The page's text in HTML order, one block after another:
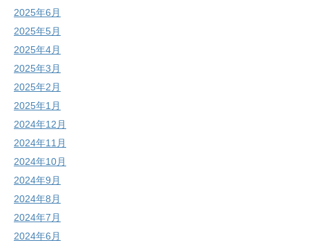
2025年6月
2025年5月
2025年4月
2025年3月
2025年2月
2025年1月
2024年12月
2024年11月
2024年10月
2024年9月
2024年8月
2024年7月
2024年6月